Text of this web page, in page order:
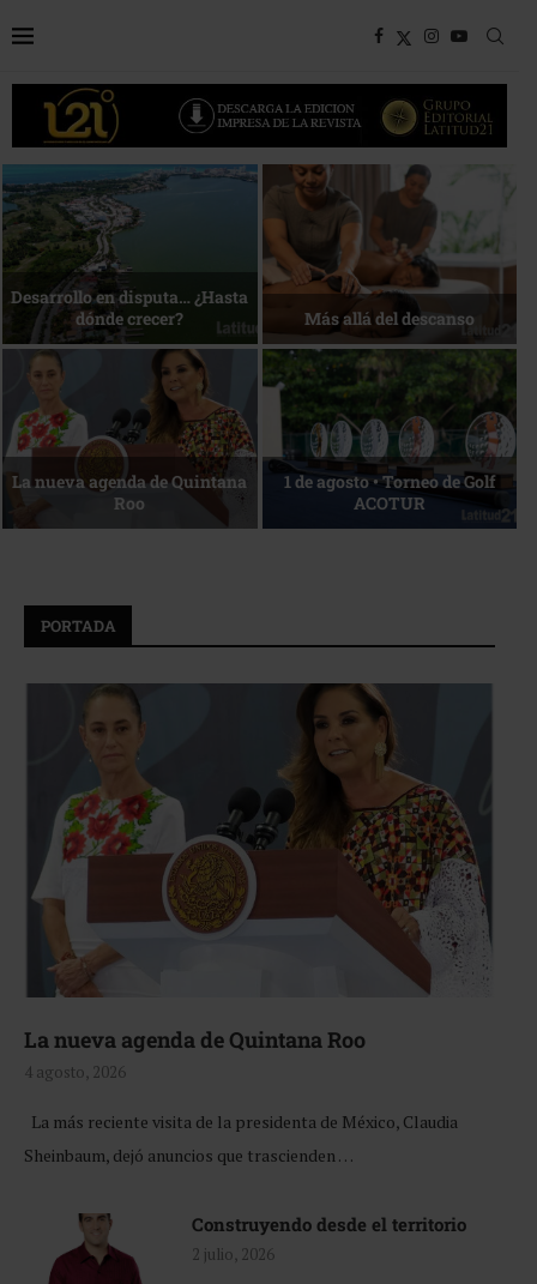
Bottega, un viaje servido a la
mesa
Energía que Impulsa la
competitividad
Reconocimiento de viajeros La esencia del servicio
PORTADA
La nueva agenda de Quintana Roo
4 agosto, 2026
La más reciente visita de la presidenta de México, Claudia
Sheinbaum, dejó anuncios que trascienden …
Construyendo desde el territorio
2 julio, 2026